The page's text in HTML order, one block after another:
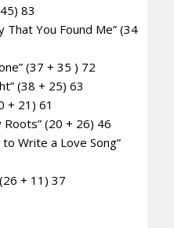
83
That You Found Me” (34
(37 + 35 ) 72
(38 + 25) 63
+ 21) 61
Roots” (20 + 26) 46
Write a Love Song”
+ 11) 37